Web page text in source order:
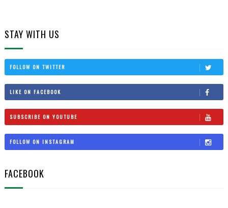
STAY WITH US
FOLLOW ON TWITTER
LIKE ON FACEBOOK
SUBSCRIBE ON YOUTUBE
FOLLOW ON INSTAGRAM
FACEBOOK